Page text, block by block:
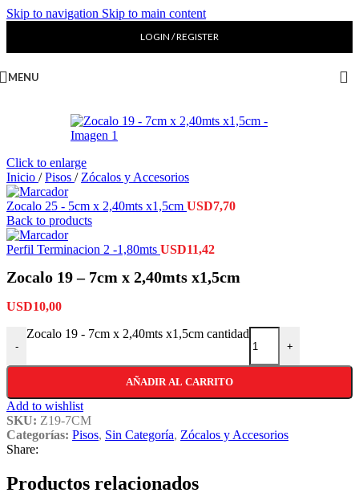
Skip to navigation Skip to main content
LOGIN / REGISTER
MENU
Click to enlarge
Inicio / Pisos / Zócalos y Accesorios
Zocalo 25 - 5cm x 2,40mts x1,5cm USD7,70
Back to products
Perfil Terminacion 2 -1,80mts USD11,42
Zocalo 19 – 7cm x 2,40mts x1,5cm
USD10,00
-
Zocalo 19 - 7cm x 2,40mts x1,5cm cantidad
+
AÑADIR AL CARRITO
Add to wishlist
SKU: Z19-7CM
Categorías: Pisos, Sin Categoría, Zócalos y Accesorios
Share:
Productos relacionados